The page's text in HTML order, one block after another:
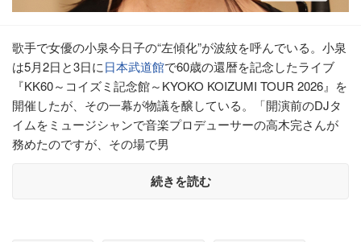
歌手で女優の小泉今日子の“左傾化”が波紋を呼んでいる。小泉
は5月2日と3日に日本武道館で60歳の還暦を記念したライブ
『KK60～コイズミ記念館～KYOKO KOIZUMI TOUR 2026』を
開催したが、その一幕が物議を醸している。「開演前のDJタ
イムをミュージシャンで音楽プロデューサーの高木完さんが
務めたのですが、その場で男
続きを読む